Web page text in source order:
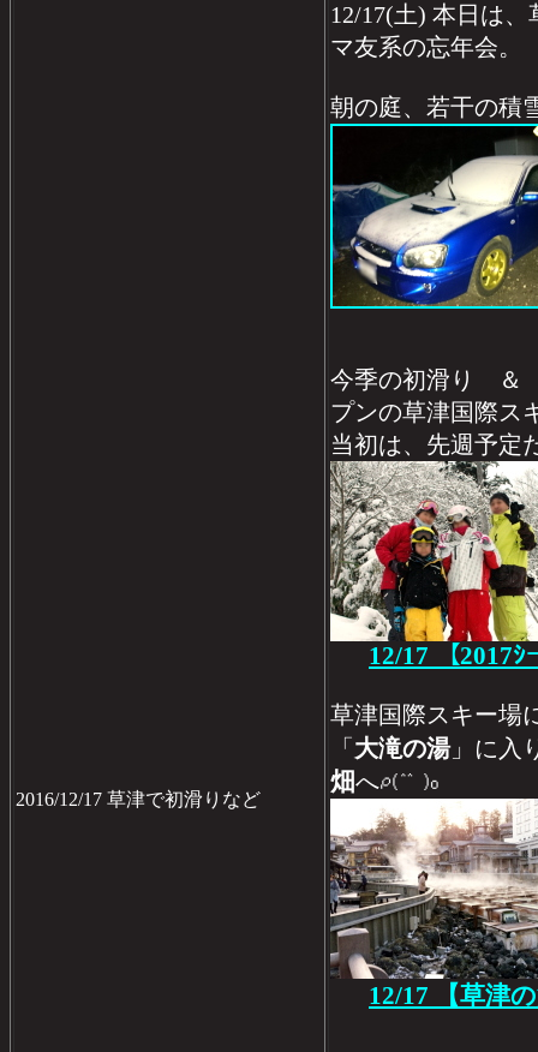
2016/12/17 草津で初滑りなど
12/17(土) 本日は
マ友系の忘年会。
朝の庭、若干の積
今季の初滑り ＆
プンの草津国際ス
当初は、先週予定
12/17 【2017ｼ
草津国際スキー場
「 大滝の湯」に入
畑へ
12/17 【草津